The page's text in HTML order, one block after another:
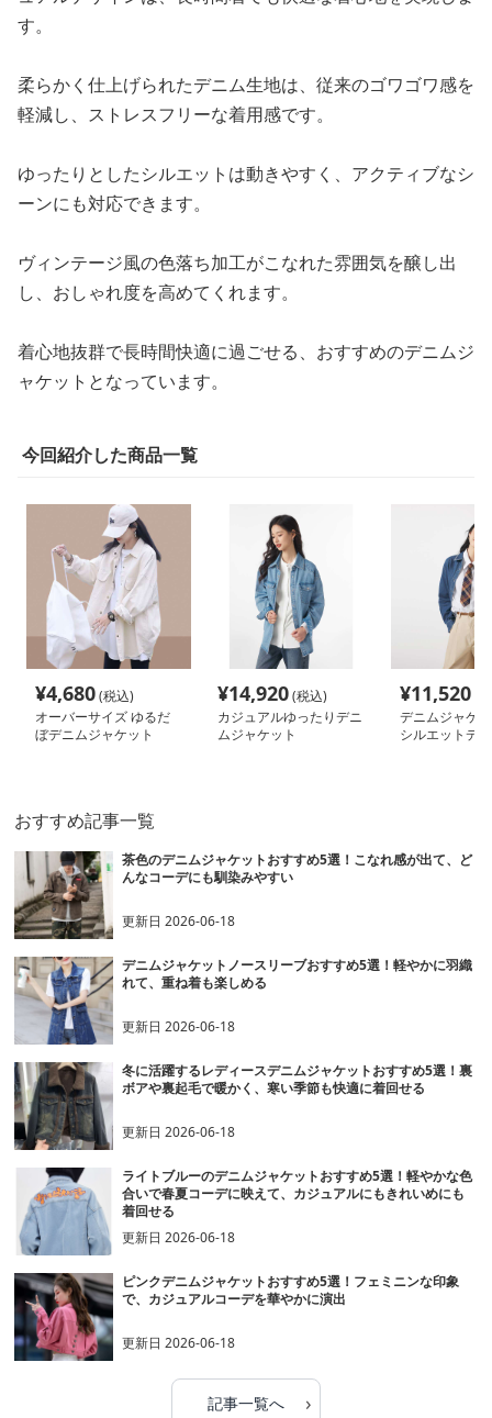
す。
柔らかく仕上げられたデニム生地は、従来のゴワゴワ感を
軽減し、ストレスフリーな着用感です。
ゆったりとしたシルエットは動きやすく、アクティブなシ
ーンにも対応できます。
ヴィンテージ風の色落ち加工がこなれた雰囲気を醸し出
し、おしゃれ度を高めてくれます。
着心地抜群で長時間快適に過ごせる、おすすめのデニムジ
ャケットとなっています。
今回紹介した商品一覧
¥4,680(税込)
オーバーサイズ ゆるだ
ぼデニムジャケット
¥14,920(税込)
カジュアルゆったりデニ
ムジャケット
¥11,520
デニムジャケ
シルエットデ
おすすめ記事一覧
茶色のデニムジャケットおすすめ5選！こなれ感が出て、ど
んなコーデにも馴染みやすい
更新日2026-06-18
デニムジャケットノースリーブおすすめ5選！軽やかに羽織
れて、重ね着も楽しめる
更新日2026-06-18
冬に活躍するレディースデニムジャケットおすすめ5選！裏
ボアや裏起毛で暖かく、寒い季節も快適に着回せる
更新日2026-06-18
ライトブルーのデニムジャケットおすすめ5選！軽やかな色
合いで春夏コーデに映えて、カジュアルにもきれいめにも
着回せる
更新日2026-06-18
ピンクデニムジャケットおすすめ5選！フェミニンな印象
で、カジュアルコーデを華やかに演出
更新日2026-06-18
記事一覧へ ›